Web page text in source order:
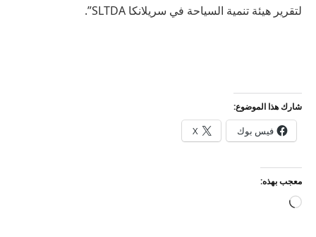
لتقرير هيئة تنمية السياحة في سريلانكا SLTDA”.
شارك هذا الموضوع:
فيس بوك X
معجب بهذه:
جاري